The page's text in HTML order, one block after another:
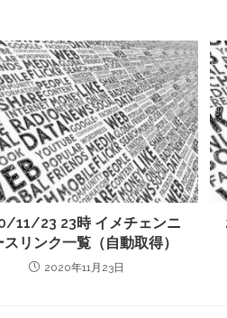
11/23 23時 イメチェンニ
スリンク一覧（自動取得）
2020年11月23日